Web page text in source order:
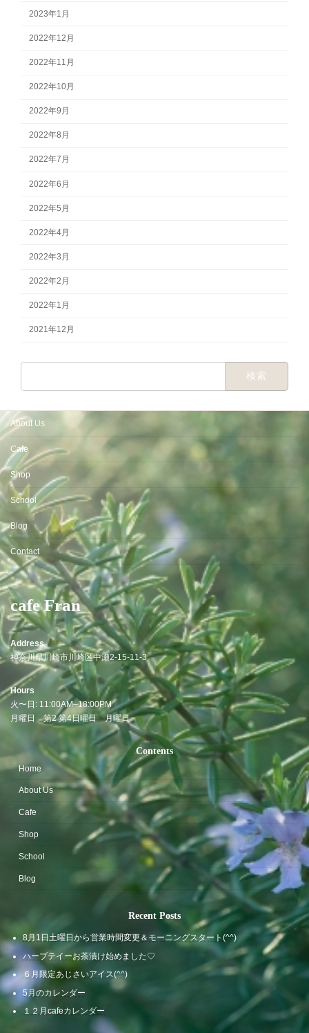
2023年1月
2022年12月
2022年11月
2022年10月
2022年9月
2022年8月
2022年7月
2022年6月
2022年5月
2022年4月
2022年3月
2022年2月
2022年1月
2021年12月
検
About Us
Cafe
Shop
School
Blog
Contact
cafe Fran
Address
神奈川県川崎市川崎区中瀬2-15-11-3
Hours
火〜日: 11:00AM–18:00PM
月曜日第2 第4日曜日 月曜日
Contents
Home
About Us
Cafe
Shop
School
Blog
Recent Posts
8月1日土曜日から営業時間変更＆モーニングスタート(^^)
ハーブテイーお茶漬け始めました♡
６月限定あじさいアイス(^^)
5月のカレンダー
１２月cafeカレンダー